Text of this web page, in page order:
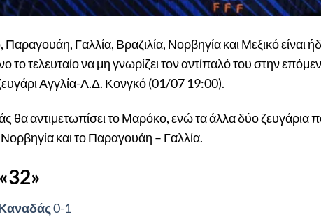
Γαλλία, Βραζιλία, Νορβηγία και Μεξικό είναι
το τελευταίο να μη γνωρίζει τον αντίπαλό του στην
Αγγλία-Λ.Δ. Κονγκό (01/07 19:00).
θα αντιμετωπίσει το Μαρόκο, ενώ τα άλλα δύο ζευγάρια
Νορβηγία και το Παραγουάη – Γαλλία.
0-1